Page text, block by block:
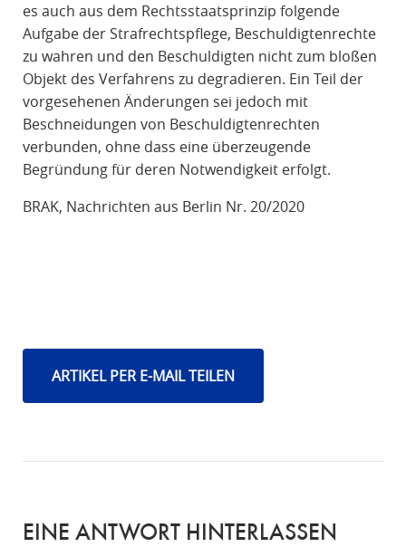
es auch aus dem Rechtsstaatsprinzip folgende
Aufgabe der Strafrechtspflege, Beschuldigtenrechte
zu wahren und den Beschuldigten nicht zum bloßen
Objekt des Verfahrens zu degradieren. Ein Teil der
vorgesehenen Änderungen sei jedoch mit
Beschneidungen von Beschuldigtenrechten
verbunden, ohne dass eine überzeugende
Begründung für deren Notwendigkeit erfolgt.
BRAK, Nachrichten aus Berlin Nr. 20/2020
ARTIKEL PER E-MAIL TEILEN
EINE ANTWORT HINTERLASSEN